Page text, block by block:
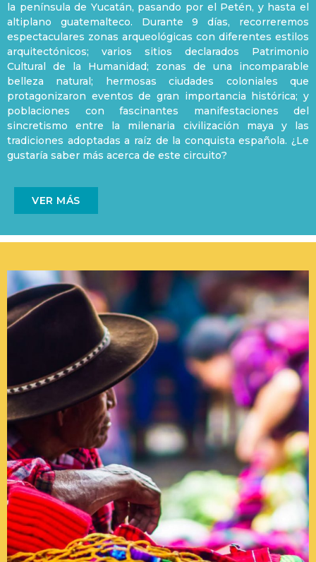
la península de Yucatán, pasando por el Petén, y hasta el
altiplano guatemalteco. Durante 9 días, recorreremos
espectaculares zonas arqueológicas con diferentes estilos
arquitectónicos; varios sitios declarados Patrimonio
Cultural de la Humanidad; zonas de una incomparable
belleza natural; hermosas ciudades coloniales que
protagonizaron eventos de gran importancia histórica; y
poblaciones con fascinantes manifestaciones del
sincretismo entre la milenaria civilización maya y las
tradiciones adoptadas a raíz de la conquista española. ¿Le
gustaría saber más acerca de este circuito?
VER MÁS